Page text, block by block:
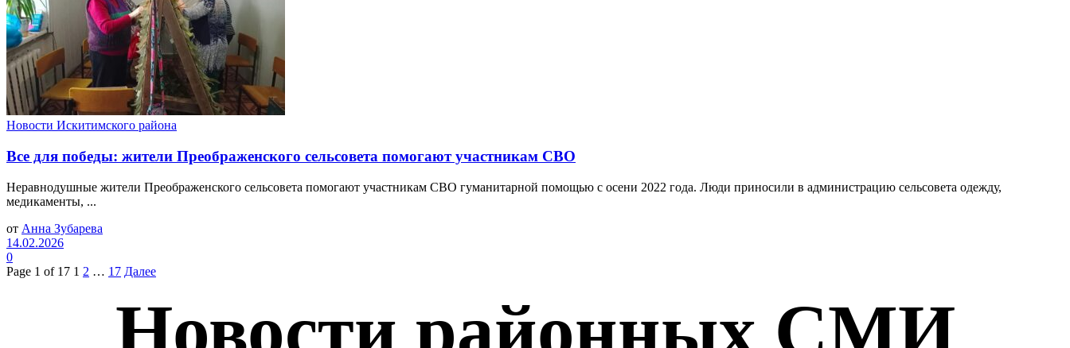
Новости Искитимского района
Все для победы: жители Преображенского сельсовета помогают участникам СВО
Неравнодушные жители Преображенского сельсовета помогают участникам СВО гуманитарной помощью с осени 2022 года. Люди приносили в администрацию сельсовета одежду,
медикаменты, ...
от Анна Зубарева
14.02.2026
0
Page 1 of 17 1 2 … 17 Далее